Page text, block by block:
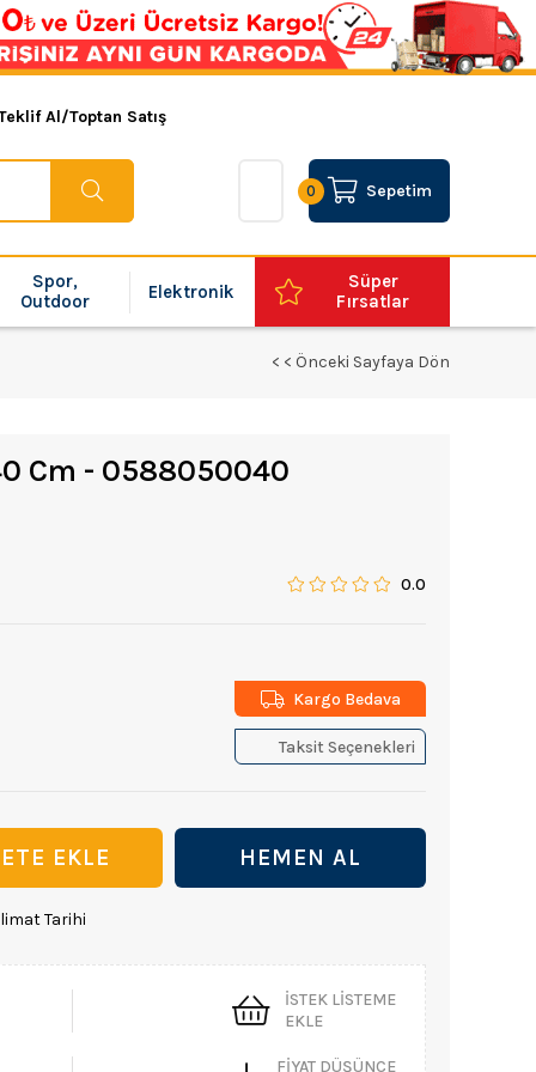
Al/Toptan Satış
Sepetim
0
Spor,
Outdoor
Elektronik
Süper
Fırsatlar
< < Önceki Sayfaya Dön
Cm - 0588050040
0.0
Kargo Bedava
Taksit Seçenekleri
Tarihi
İSTEK LISTEME
EKLE
FIYAT DÜŞÜNCE